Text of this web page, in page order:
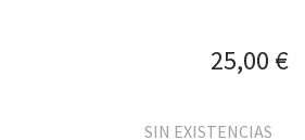
25,00 €
SIN EXISTENCIAS